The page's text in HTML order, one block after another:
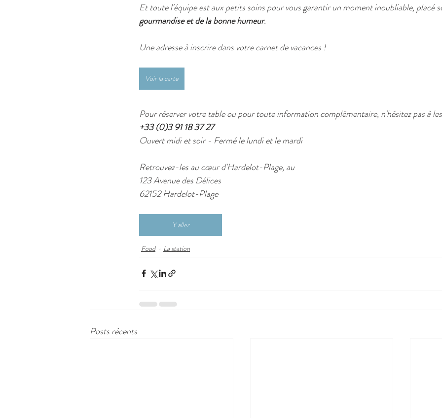
Et toute l'équipe est aux petits soins pour vous garantir un moment inoubliable, placé
gourmandise et de la bonne humeur.
Une adresse à inscrire dans votre carnet de vacances !
Voir la carte
Pour réserver votre table ou pour toute information complémentaire, n'hésitez pas à
+33 (0)3 91 18 37 27
Ouvert midi et soir - Fermé le lundi et le mardi
Retrouvez-les au cœur d'Hardelot-Plage, au
123 Avenue des Délices
62152 Hardelot-Plage
Y aller
Food La station
Posts récents